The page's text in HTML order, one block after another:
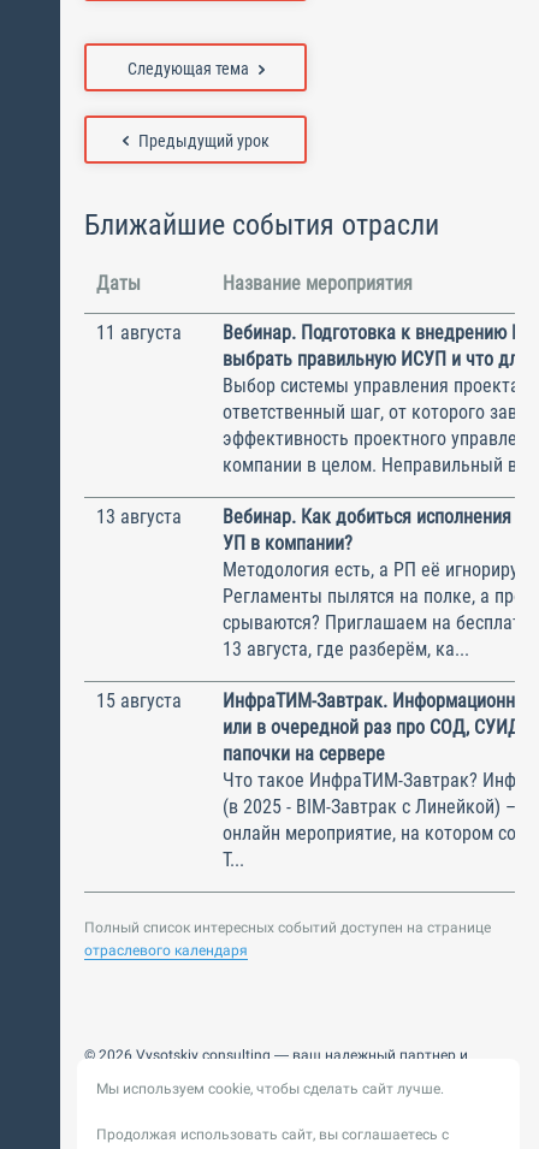
Предыдущий урок
Следующая тема
Ближайшие события отрасли
Даты Название мероприятия
11 августа
Вебинар. Подготовка к внедрению
выбрать правильную ИСУП и что для
Выбор системы управления
ответственный шаг, от которого
эффективность проектного
компании в целом. Неправильный
13 августа
Вебинар. Как добиться исполнения
УП в компании?
Методология есть, а РП её
Регламенты пылятся на полке, а
срываются? Приглашаем на
13 августа, где разберём, ка...
15 августа
ИнфраТИМ-Завтрак.
или в очередной раз про СОД, СУИД и
папочки на сервере
Что такое ИнфраТИМ-Завтрак?
(в 2025 - BIM-Завтрак с Линейкой) –
онлайн мероприятие, на котором
Т...
Полный список интересных событий доступен на странице
отраслевого календаря
© 2026 Vysotskiy consulting — ваш надежный партнер и
Цифровизация, BIM, ИИ. Внедряем и оптимизируем
Мы используем cookie, чтобы сделать сайт лучше.
Продолжая использовать сайт, вы соглашаетесь с